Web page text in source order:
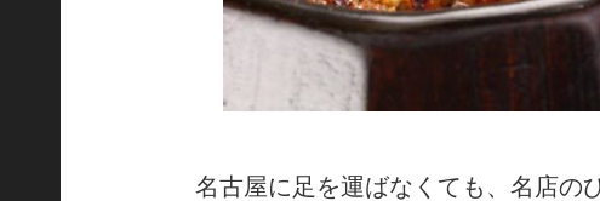
名古屋に足を運ばなくても、名店の